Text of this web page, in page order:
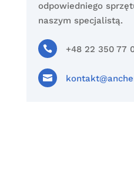
odpowiedniego
naszym specjalistą.
 +48 22 350 77
